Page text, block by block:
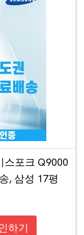
스포크 Q9000
, 삼성 17평
하기